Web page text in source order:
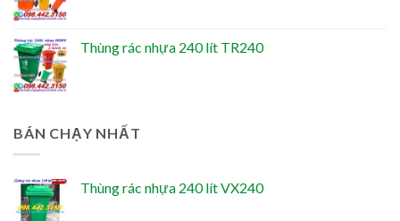
Thùng rác nhựa 240 lít TR240
BÁN CHẠY NHẤT
Thùng rác nhựa 240 lít VX240